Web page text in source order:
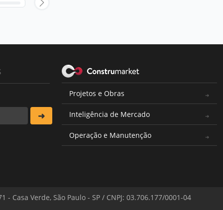
Projetos e Obras
Inteligência de Mercado
Operação e Manutenção
- Casa Verde, São Paulo - SP / CNPJ: 03.706.177/0001-04